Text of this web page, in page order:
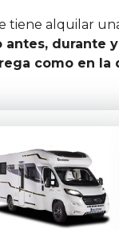
tiene alquilar
antes, durante
como en la